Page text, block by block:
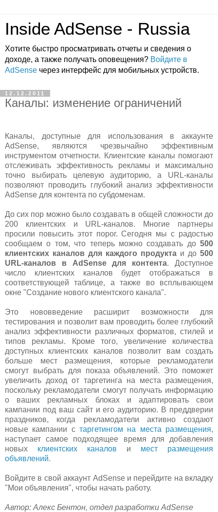
Inside AdSense - Russia
Хотите быстро просматривать отчеты и сведения о
доходе, а также получать оповещения? Войдите в
AdSense через интерфейс для мобильных устройств.
12.12.2011
Каналы: изменение ограничений
Каналы, доступные для использования в аккаунте
AdSense, являются чрезвычайно эффективным
инструментом отчетности. Клиентские каналы помогают
отслеживать эффективность рекламы и максимально
точно выбирать целевую аудиторию, а URL-каналы
позволяют проводить глубокий анализ эффективности
AdSense для контента по субдоменам.
До сих пор можно было создавать в общей сложности до
200 клиентских и URL-каналов. Многие партнеры
просили повысить этот порог. Сегодня мы с радостью
сообщаем о том, что теперь можно создавать до 500
клиентских каналов для каждого продукта и до 500
URL-каналов в AdSense для контента. Доступное
число клиентских каналов будет отображаться в
соответствующей таблице, а также во всплывающем
окне "Создание нового клиентского канала".
Это нововведение расширит возможности для
тестирования и позволит вам проводить более глубокий
анализ эффективности различных форматов, стилей и
типов рекламы. Кроме того, увеличение количества
доступных клиентских каналов позволит вам создать
больше мест размещения, которые рекламодатели
смогут выбрать для показа объявлений. Это поможет
увеличить доход от таргетинга на места размещения,
поскольку рекламодатели смогут получать информацию
о ваших рекламных блоках и адаптировать свои
кампании под ваш сайт и его аудиторию. В преддверии
праздников, когда рекламодатели активно создают
новые кампании с таргетингом на места размещения,
наступает самое подходящее время для добавления
новых клиентских каналов и мест размещения
объявлений.
Войдите в свой аккаунт AdSense и перейдите на вкладку
"Мои объявления", чтобы начать работу.
Автор: Алекс Бентон, отдел разработки AdSense